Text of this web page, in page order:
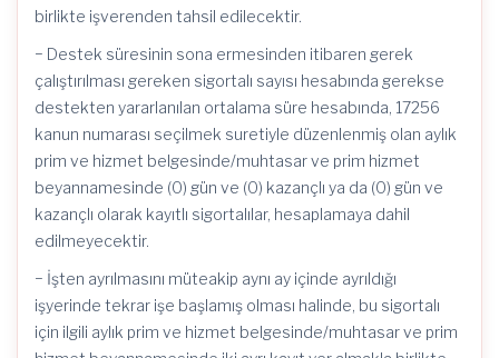
birlikte işverenden tahsil edilecektir.
− Destek süresinin sona ermesinden itibaren gerek
çalıştırılması gereken sigortalı sayısı hesabında gerekse
destekten yararlanılan ortalama süre hesabında, 17256
kanun numarası seçilmek suretiyle düzenlenmiş olan aylık
prim ve hizmet belgesinde/muhtasar ve prim hizmet
beyannamesinde (0) gün ve (0) kazançlı ya da (0) gün ve
kazançlı olarak kayıtlı sigortalılar, hesaplamaya dahil
edilmeyecektir.
− İşten ayrılmasını müteakip aynı ay içinde ayrıldığı
işyerinde tekrar işe başlamış olması halinde, bu sigortalı
için ilgili aylık prim ve hizmet belgesinde/muhtasar ve prim